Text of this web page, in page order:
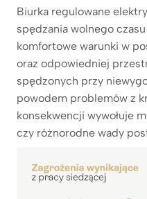
Biurka regulowane
spędzania wolnego
komfortowe warunki w
oraz odpowiedniej
spędzonych przy
powodem problemów z
konsekwencji wywołuje
czy różnorodne wady